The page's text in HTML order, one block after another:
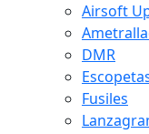
Airsoft
DMR
Fusiles